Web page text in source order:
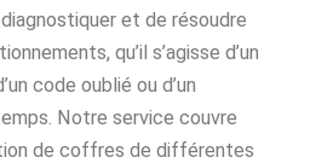
et de résoudre
qu’il s’agisse d’un
code oublié ou d’un
Notre service couvre
de coffres de différentes